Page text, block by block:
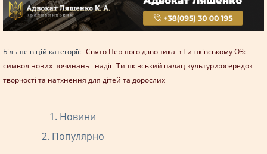
Більше в цій категорії: Свято Першого дзвоника в Тишківському ОЗ:
cимвол нових починань і надії Тишківський палац культури:осередок
творчості та натхнення для дітей та дорослих
Новини
Популярно